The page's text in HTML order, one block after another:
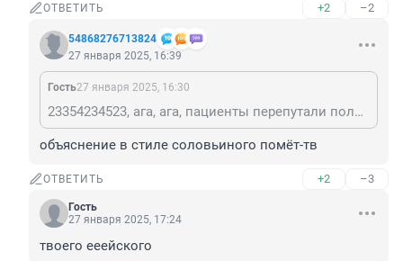
ОТВЕТИТЬ +2 –2
54868276713824
27 января 2025, 16:39
Гость27 января 2025, 16:30
23354234523, ага, ага, пациенты перепутали поликлинику с Киевом, недавно приехали с Украины
объяснение в стиле соловьиного помёт-тв
ОТВЕТИТЬ +2 –3
Гость
27 января 2025, 17:24
твоего ееейского